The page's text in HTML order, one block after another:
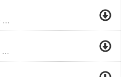
Пока Наш Огонь Горит Не Страшно Идти Туда
Под Небом Все Равны (Полная Версия)